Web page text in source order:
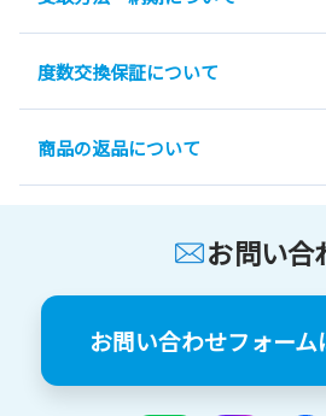
度数交換保証について
商品の返品について
お問い合
お問い合わせフォーム